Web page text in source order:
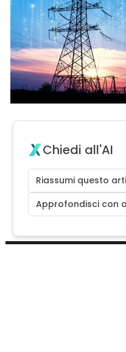
Chiedi all'AI
Riassumi questo
Approfondisci con